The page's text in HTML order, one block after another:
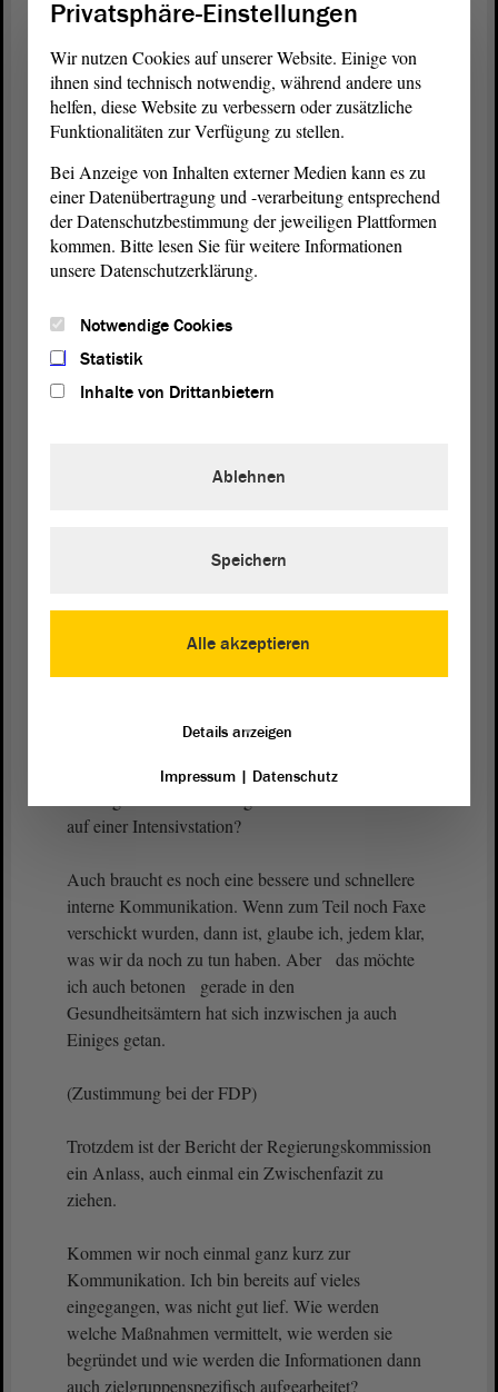
Liebe Kolleginnen und Kollegen! Wenn es jemand
war, der hier eine ernsthafte sachliche Debatte
verhindert hat, dann waren es die Linken.
(Beifall bei der FDP und bei der AfD)
Und sich jetzt hier hinzustellen und so zu tun, als
wäre man kritisch gewesen und an einer
Aufarbeitung interessiert, das ist scheinheilig.
von Marco Tullner, CDU)
Ich möchte noch etwas genauer auf die
Regierungskommission zu sprechen kommen. Die
werden 75 Handlungsempfehlungen gegeben. Jetzt
Krisenkommunikation, dem Rechtsrahmen und der
Entscheidungsfindung macht das der Bericht
Beispiele. Ich möchte einmal die
Intensivbettenbelegung als einen Punkt
auf einer Intensivstation?
Auch braucht es noch eine bessere und schnellere
interne Kommunikation. Wenn zum Teil noch Faxe
verschickt wurden, dann ist, glaube ich, jedem klar,
was wir da noch zu tun haben. Aber das möchte
ich auch betonen gerade in den
Gesundheitsämtern hat sich inzwischen ja auch
Einiges getan.
(Zustimmung bei der FDP)
Trotzdem ist der Bericht der Regierungskommission
ein Anlass, auch einmal ein Zwischenfazit zu
ziehen.
Kommen wir noch einmal ganz kurz zur
Kommunikation. Ich bin bereits auf vieles
eingegangen, was nicht gut lief. Wie werden
welche Maßnahmen vermittelt, wie werden sie
begründet und wie werden die Informationen dann
auch zielgruppenspezifisch aufgearbeitet?
Privatsphäre-Einstellungen
Wir nutzen Cookies auf unserer Website. Einige von
ihnen sind technisch notwendig, während andere uns
helfen, diese Website zu verbessern oder zusätzliche
Funktionalitäten zur Verfügung zu stellen.
Bei Anzeige von Inhalten externer Medien kann es zu
einer Datenübertragung und -verarbeitung entsprechend
der Datenschutzbestimmung der jeweiligen Plattformen
kommen. Bitte lesen Sie für weitere Informationen
unsere Datenschutzerklärung.
Notwendige Cookies
Statistik
Inhalte von Drittanbietern
Alle akzeptieren
Ablehnen
Speichern
Details anzeigen
Impressum| Datenschutz